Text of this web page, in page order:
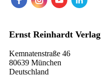
Ernst Reinhardt Verlag
Kemnatenstraße 46
80639 München
Deutschland